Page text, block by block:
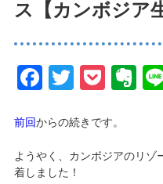
ス【カンボジア
Facebook
Twitter
前回からの続きです。
ようやく、カンボジアのリゾ
着しました！